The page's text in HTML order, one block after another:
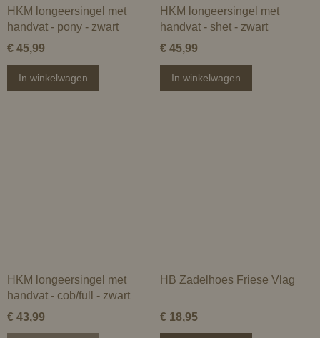
HKM longeersingel met
handvat - pony - zwart
€ 45,99
In winkelwagen
HKM longeersingel met
handvat - shet - zwart
€ 45,99
In winkelwagen
HKM longeersingel met
handvat - cob/full - zwart
€ 43,99
HB Zadelhoes Friese Vlag
€ 18,95